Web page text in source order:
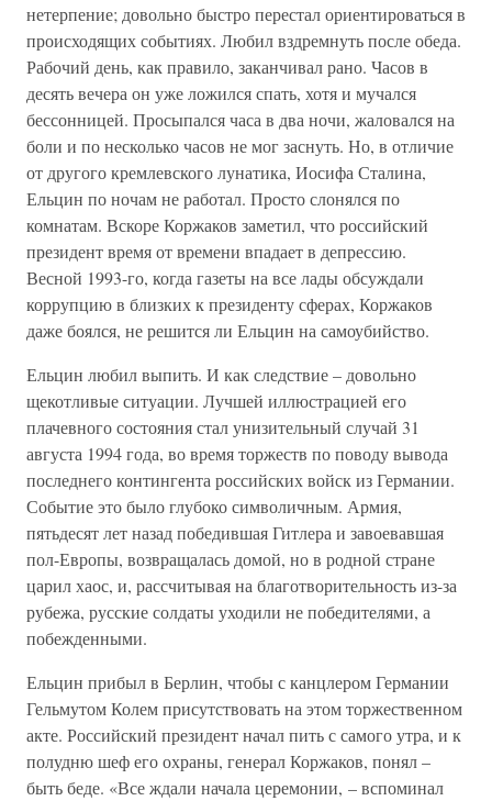
нетерпение; довольно быстро перестал ориентироваться в
происходящих событиях. Любил вздремнуть после обеда.
Рабочий день, как правило, заканчивал рано. Часов в
десять вечера он уже ложился спать, хотя и мучался
бессонницей. Просыпался часа в два ночи, жаловался на
боли и по несколько часов не мог заснуть. Но, в отличие
от другого кремлевского лунатика, Иосифа Сталина,
Ельцин по ночам не работал. Просто слонялся по
комнатам. Вскоре Коржаков заметил, что российский
президент время от времени впадает в депрессию.
Весной 1993-го, когда газеты на все лады обсуждали
коррупцию в близких к президенту сферах, Коржаков
даже боялся, не решится ли Ельцин на самоубийство.
Ельцин любил выпить. И как следствие – довольно
щекотливые ситуации. Лучшей иллюстрацией его
плачевного состояния стал унизительный случай 31
августа 1994 года, во время торжеств по поводу вывода
последнего контингента российских войск из Германии.
Событие это было глубоко символичным. Армия,
пятьдесят лет назад победившая Гитлера и завоевавшая
пол-Европы, возвращалась домой, но в родной стране
царил хаос, и, рассчитывая на благотворительность из-за
рубежа, русские солдаты уходили не победителями, а
побежденными.
Ельцин прибыл в Берлин, чтобы с канцлером Германии
Гельмутом Колем присутствовать на этом торжественном
акте. Российский президент начал пить с самого утра, и к
полудню шеф его охраны, генерал Коржаков, понял –
быть беде. «Все ждали начала церемонии, – вспоминал